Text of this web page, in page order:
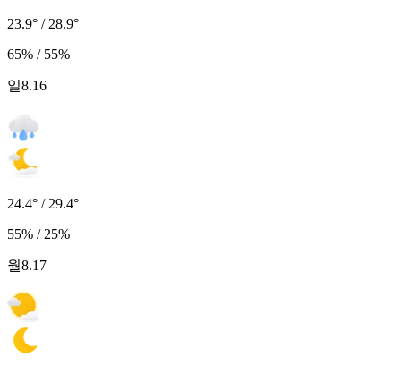
23.9° / 28.9°
65% / 55%
일8.16
24.4° / 29.4°
55% / 25%
월8.17